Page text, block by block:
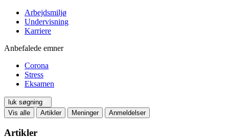
Arbejdsmiljø
Undervisning
Karriere
Anbefalede emner
Corona
Stress
Eksamen
luk søgning
Vis alle
Artikler Meninger Anmeldelser
Artikler